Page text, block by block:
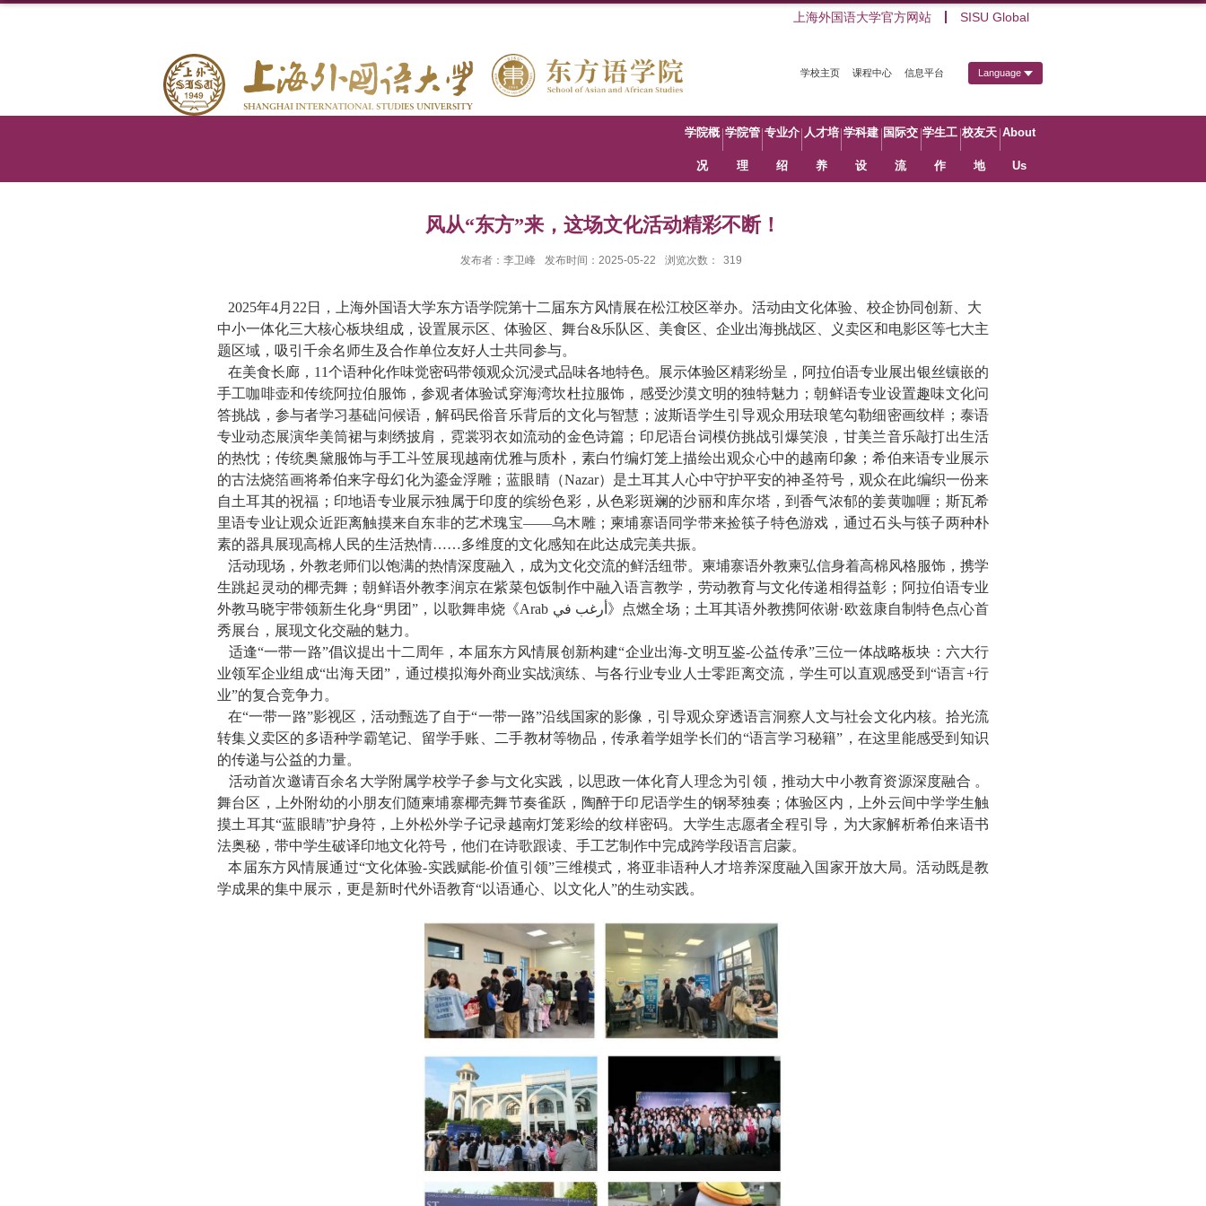
上海外国语大学官方网站 SISU Global
学校主页 课程中心 信息平台 Language
学院概
况
学院管
理
专业介
绍
人才培
养
学科建
设
国际交
流
学生工
作
校友天
地
About
Us
风从“东方”来，这场文化活动精彩不断！
发布者：李卫峰 发布时间：2025-05-22 浏览次数： 319
2025年4月 22 日，上海外国语大学东方语学院第十二届东方风情展在松江校区举办。活动由文化体验、校企协同创新、大
中小一体化三大核心板块组成，设置展示区、体验区、舞台&乐队区、美食区、企业出海挑战区、义卖区和电影区等七大主
题区域，吸引千余名师生及合作单位友好人士共同参与。
在美食长廊， 11个语种化作味觉密码带领观众沉浸式品味各地特色。展示体验区精彩纷呈，阿拉伯语专业展出银丝镶嵌的
手工咖啡壶和传统阿拉伯服饰，参观者体验试穿海湾坎杜拉服饰，感受沙漠文明的独特魅力；朝鲜语专业设置趣味文化问
答挑战，参与者学习基础问候语，解码民俗音乐背后的文化与智慧；波斯语学生引导观众用珐琅笔勾勒细密画纹样；泰语
专业动态展演华美筒裙与刺绣披肩，霓裳羽衣如流动的金色诗篇；印尼语台词模仿挑战引爆笑浪，甘美兰音乐敲打出生活
的热忱；传统奥黛服饰与手工斗笠展现越南优雅与质朴，素白竹编灯笼上描绘出观众心中的越南印象；希伯来语专业展示
的古法烧箔画将希伯来字母幻化为鎏金浮雕；蓝眼睛（Nazar）是土耳其人心中守护平安的神圣符号，观众在此编织一份来
自土耳其的祝福；印地语专业展示独属于印度的缤纷色彩，从色彩斑斓的沙丽和库尔塔，到香气浓郁的姜黄咖喱；斯瓦希
里语专业让观众近距离触摸来自东非的艺术瑰宝——乌木雕；柬埔寨语同学带来捡筷子特色游戏，通过石头与筷子两种朴
素的器具展现高棉人民的生活热情……多维度的文化感知在此达成完美共振。
活动现场，外教老师们以饱满的热情深度融入，成为文化交流的鲜活纽带。柬埔寨语外教柬弘信身着高棉风格服饰，携学
生跳起灵动的椰壳舞；朝鲜语外教李润京在紫菜包饭制作中融入语言教学，劳动教育与文化传递相得益彰；阿拉伯语专业
外教马晓宇带领新生化身“男团”，以歌舞串烧《Arab أرغب في 》点燃全场；土耳其语外教携阿依谢·欧兹康自制特色点心首
秀展台，展现文化交融的魅力。
适逢“一带一路”倡议提出十二周年，本届东方风情展创新构建“企业出海-文明互鉴-公益传承”三位一体战略板块：六大行
业领军企业组成“出海天团”，通过模拟海外商业实战演练、与各行业专业人士零距离交流，学生可以直观感受到“语言+行
业”的复合竞争力。
在“一带一路”影视区，活动甄选了自于“一带一路”沿线国家的影像，引导观众穿透语言洞察人文与社会文化内核。拾光流
转集义卖区的多语种学霸笔记、留学手账、二手教材等物品，传承着学姐学长们的“语言学习秘籍”，在这里能感受到知识
的传递与公益的力量。
活动首次邀请百余名大学附属学校学子参与文化实践，以思政一体化育人理念为引领，推动大中小教育资源深度融合 。
舞台区，上外附幼的小朋友们随柬埔寨椰壳舞节奏雀跃，陶醉于印尼语学生的钢琴独奏；体验区内，上外云间中学学生触
摸土耳其“蓝眼睛”护身符，上外松外学子记录越南灯笼彩绘的纹样密码。大学生志愿者全程引导，为大家解析希伯来语书
法奥秘，带中学生破译印地文化符号，他们在诗歌跟读、手工艺制作中完成跨学段语言启蒙。
本届东方风情展通过“文化体验-实践赋能-价值引领”三维模式，将亚非语种人才培养深度融入国家开放大局。活动既是教
学成果的集中展示，更是新时代外语教育“以语通心、以文化人”的生动实践。